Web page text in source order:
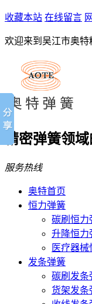
收藏本站 在线留言
欢迎来到吴江市奥
精密弹簧领
服务热线
奥特首页
恒力弹簧
碳刷恒力
升降恒力
医疗器
发条弹簧
碳刷发条
货架发条